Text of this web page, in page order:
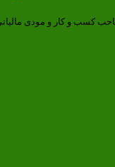
کسب و کار و مودی